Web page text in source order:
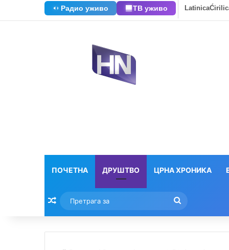
Радио уживо ТВ уживо Latinica
ПОЧЕТНА ДРУШТВО ЦРНА ХРОНИКА
Насумични текстови
за